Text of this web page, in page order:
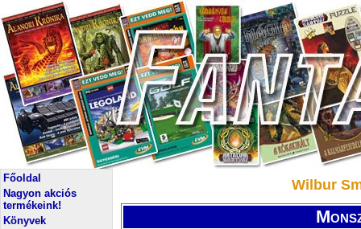
Főoldal
Nagyon akciós
termékeink!
Könyvek
Wilbur